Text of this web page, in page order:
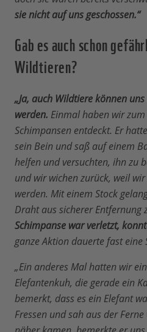
sie nicht auf uns geschossen.“
Gab es auch schon
Wildtieren?
„Ja, auch Wildtiere können
werden. Einmal haben wir
Schimpansen entdeckt. Er
sein Bein und saß auf einem
helfen und versuchten, ihn zu
und wir wichen zurück, weil
werden. Mit einem Stock
Draht aus sicherer Entfernung
Schimpanse war verletzt,
ganze Aktion dauerte fast eine
„Ein anderes Mal hatten wir
Elefantenkuh, die gerade ein
bemerkt, dass es ein Elefant
Fressen und sah aus der